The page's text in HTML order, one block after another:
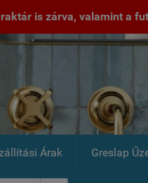
is zárva, valamint a
Árak Greslap